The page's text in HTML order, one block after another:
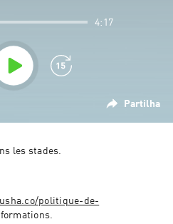
Partilha
4:17
les stades.
politique-de-